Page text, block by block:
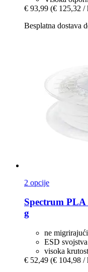
€ 93,99 (€ 125,32 /
Besplatna dostava
2 opcije
Spectrum PLA
g
ne
ESD
visoka
€ 52,49 (€ 104,98 /